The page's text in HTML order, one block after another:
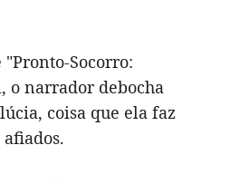
Socorro:
o narrador debocha
coisa que ela faz